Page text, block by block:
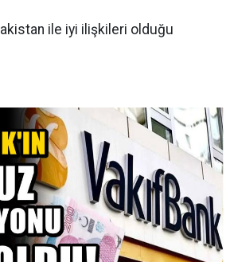
ile iyi ilişkileri olduğu